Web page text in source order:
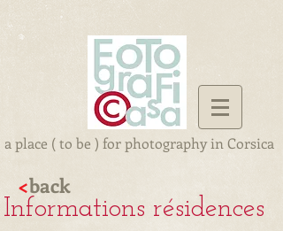
a place ( to be ) for photography in Corsica
<back
résidences